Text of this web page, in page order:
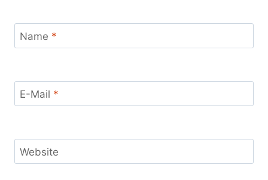
Name *
E-Mail *
Website